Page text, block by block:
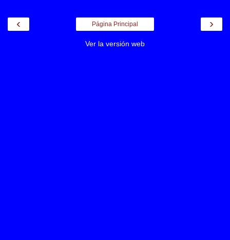
‹ ›
Página Principal
Ver la versión web